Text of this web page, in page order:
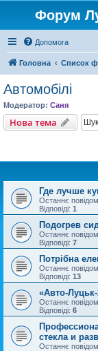
Форум
Допомога
Головна Список
Автомобілі
Модератор: Саня
Нова тема
Где лучше
Останнє
Відповіді: 1
Подогрев
Останнє
Відповіді: 7
Потрібна
Останнє
Відповіді: 13
«Авто-Луцьк-
Останнє
Відповіді: 6
стекла и
Останнє